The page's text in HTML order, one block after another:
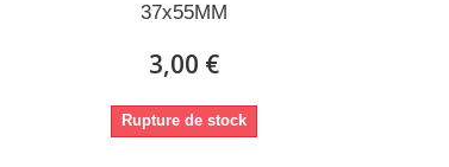
37x55MM
3,00 €
Rupture de stock